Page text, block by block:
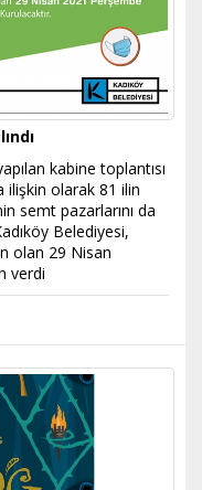
kabine toplantısı
ilişkin olarak 81 ilin
semt pazarlarını da
Belediyesi,
olan 29 Nisan
verdi